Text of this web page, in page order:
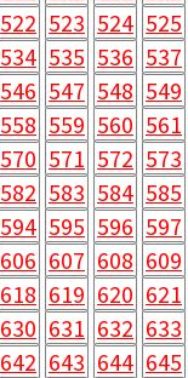
522 523 524 525
534 535 536 537
546 547 548 549
558 559 560 561
570 571 572 573
582 583 584 585
594 595 596 597
606 607 608 609
618 619 620 621
630 631 632 633
642 643 644 645